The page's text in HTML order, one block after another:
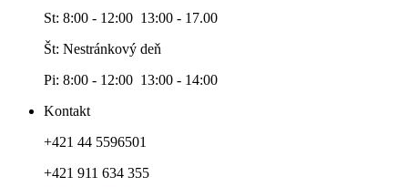
St: 8:00 - 12:00 13:00 - 17.00
Št: Nestránkový deň
Pi: 8:00 - 12:00 13:00 - 14:00
Kontakt
+421 44 5596501
+421 911 634 355